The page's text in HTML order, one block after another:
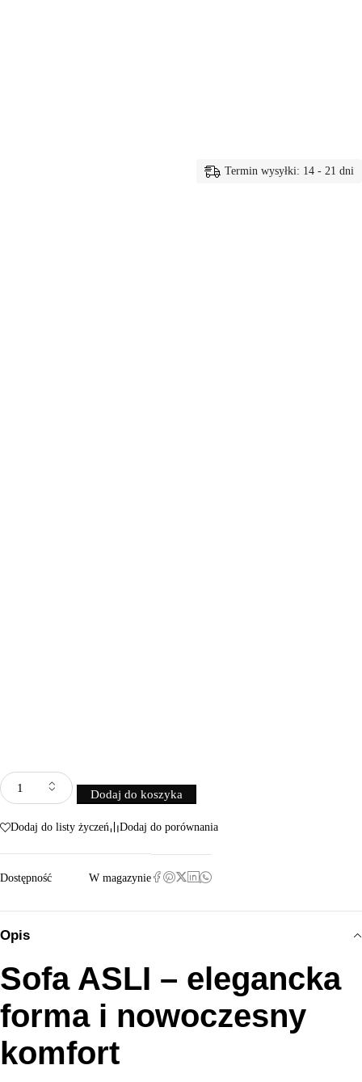
Dodaj do koszyka
Termin wysyłki: 14 - 21 dni
Dodaj do listy życzeń Dodaj do porównania
Dostępność W magazynie
Opis
Sofa ASLI – elegancka
forma i nowoczesny
komfort